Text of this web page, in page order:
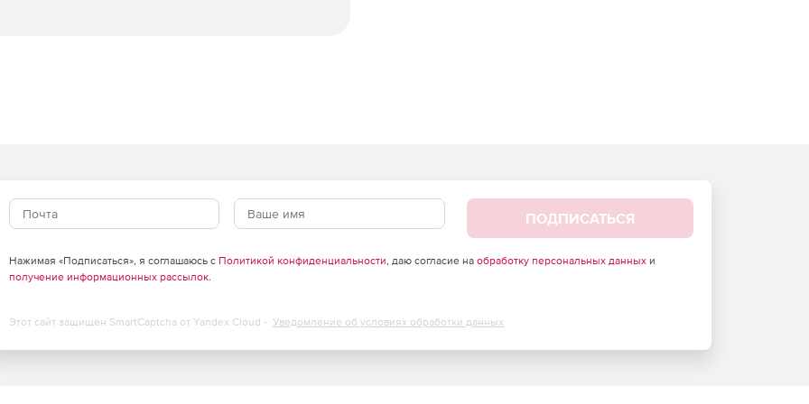
что обеспечивает дополнительный уровень защиты
Шифрование помогает сохранить
серверах.
событий и предоставляют аналитику,
ПОДПИСАТЬСЯ
Нажимая «Подписаться», я соглашаюсь с Политикой конфиденциальности, даю согласие на обработку персональных данныхи
получение информационных рассылок.
Этот сайт защищен SmartCaptcha от Yandex Cloud - Уведомление об условиях обработки данных